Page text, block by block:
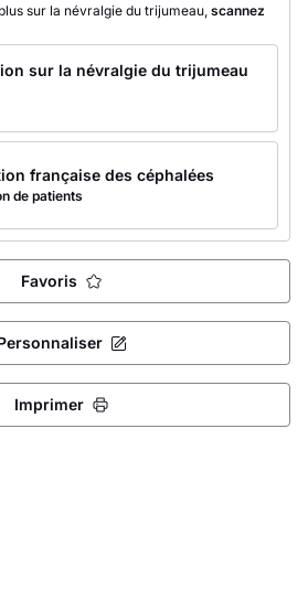
sur la névralgie du trijumeau, scannez
sur la névralgie du trijumeau
française des céphalées
de patients
Favoris
Imprimer